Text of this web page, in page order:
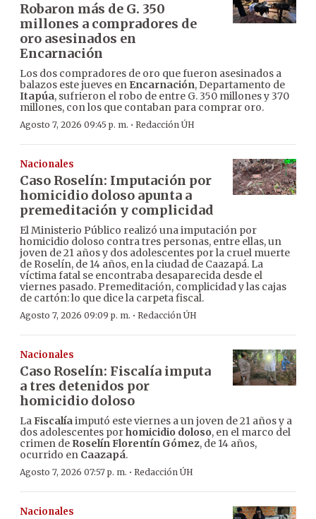
Robaron más de G. 350
millones a compradores de
oro asesinados en
Encarnación
Los dos compradores de oro que fueron asesinados a
balazos este jueves en Encarnación, Departamento de
Itapúa, sufrieron el robo de entre G. 350 millones y 370
millones, con los que contaban para comprar oro.
Agosto 7, 2026 09:45 p. m. · Redacción ÚH
Nacionales
Caso Roselín: Imputación por
homicidio doloso apunta a
premeditación y complicidad
El Ministerio Público realizó una imputación por
homicidio doloso contra tres personas, entre ellas, un
joven de 21 años y dos adolescentes por la cruel muerte
de Roselín, de 14 años, en la ciudad de Caazapá. La
víctima fatal se encontraba desaparecida desde el
viernes pasado. Premeditación, complicidad y las cajas
de cartón: lo que dice la carpeta fiscal.
Agosto 7, 2026 09:09 p. m. · Redacción ÚH
Nacionales
Caso Roselín: Fiscalía imputa
a tres detenidos por
homicidio doloso
LaFiscalíaimputó este viernes a un joven de 21 años y a
dos adolescentes porhomicidio doloso, en el marco del
crimen de Roselín Florentín Gómez, de 14 años,
ocurrido en Caazapá.
Agosto 7, 2026 07:57 p. m. · Redacción ÚH
Nacionales